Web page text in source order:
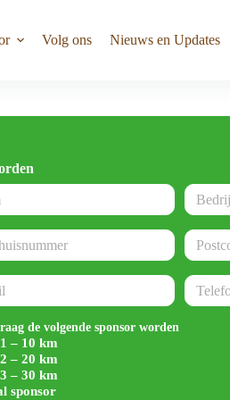
Volg ons Nieuws en Updates
Bedrijf
Postcode
en
Telefoon
de volgende sponsor worden
– 10 km
– 20 km
– 30 km
sponsor